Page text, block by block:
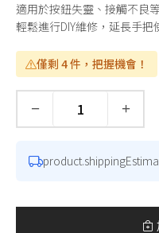
適用於按鈕失靈、接觸不良
輕鬆進行DIY維修，延長手把
僅剩 4 件，把握機會！
− +